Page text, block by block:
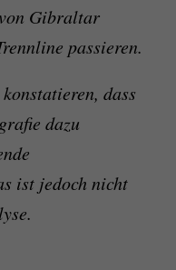
Gibraltar
passieren.
dass
dazu
ist jedoch nicht